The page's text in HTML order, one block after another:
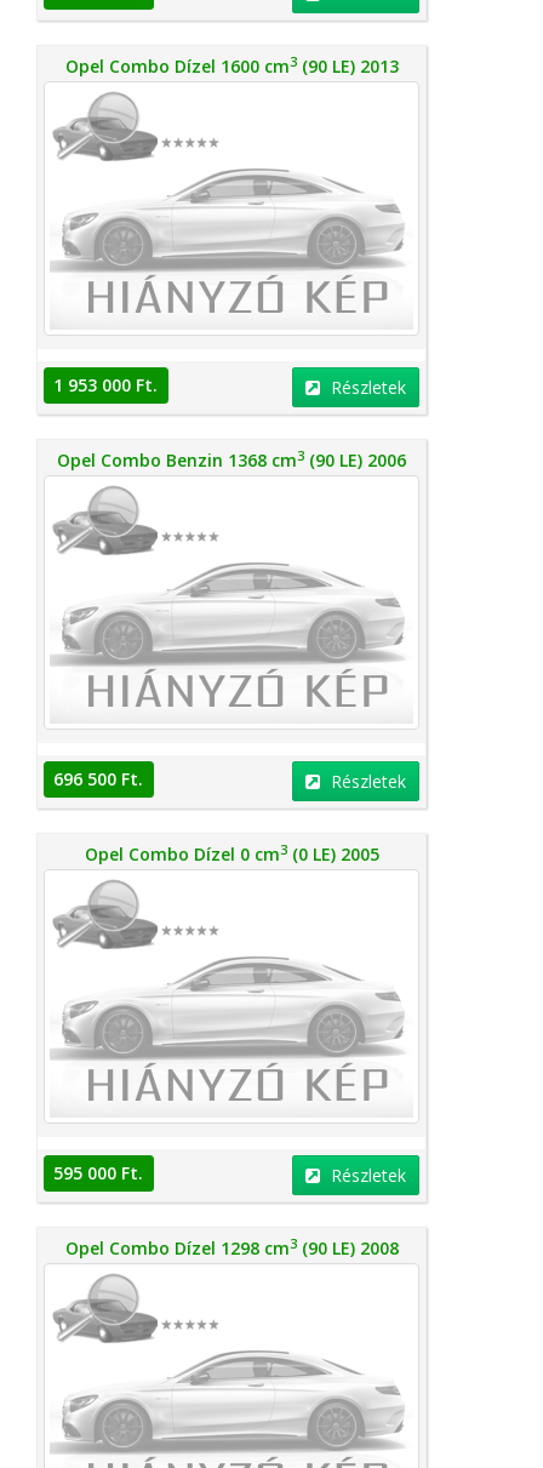
Opel Combo Dízel 1600 cm3(90 LE) 2013
1 953 000 Ft. Részletek
Opel Combo Benzin 1368 cm3 (90 LE) 2006
696 500 Ft. Részletek
Opel Combo Dízel 0 cm3(0 LE) 2005
595 000 Ft. Részletek
Opel Combo Dízel 1298 cm3(90 LE) 2008